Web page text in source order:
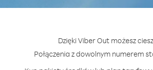
Dzięki Viber Out możesz
Połączenia z dowolnym numerem